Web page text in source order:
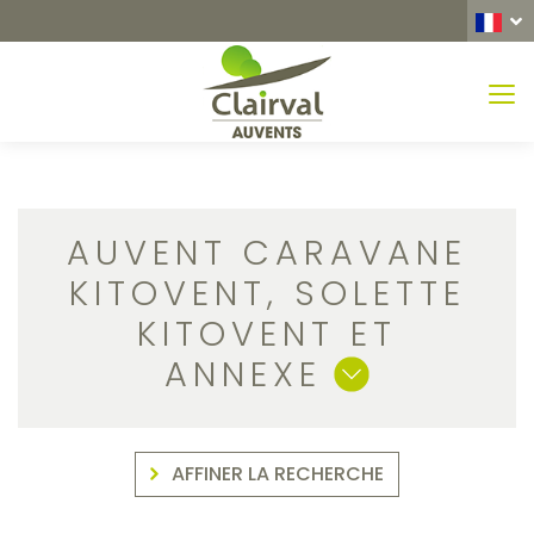
AUVENT CARAVANE
KITOVENT, SOLETTE
KITOVENT ET
ANNEXE
AFFINER LA RECHERCHE